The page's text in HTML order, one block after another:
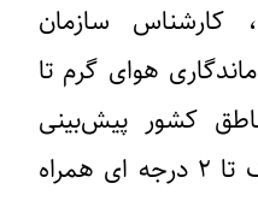
کارشناس سازمان
هوای گرم تا
کشور پیش‌بینی
می‌شود که با افزایش یک تا ۲ درجه ای همراه